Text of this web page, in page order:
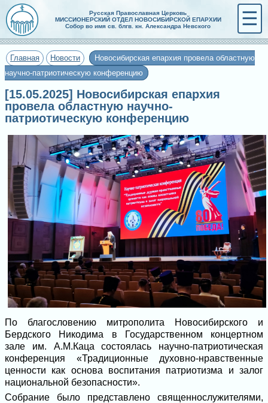
Русская Православная Церковь
МИССИОНЕРСКИЙ ОТДЕЛ НОВОСИБИРСКОЙ ЕПАРХИИ
Собор во имя св. блгв. кн. Александра Невского
☰
Главная Новости
Новосибирская епархия провела областную
научно-патриотическую конференцию
[15.05.2025] Новосибирская епархия
провела областную научно-
патриотическую конференцию
По благословению митрополита Новосибирского и
Бердского Никодима в Государственном концертном
зале им. А.М.Каца состоялась научно-патриотическая
конференция «Традиционные духовно-нравственные
ценности как основа воспитания патриотизма и залог
национальной безопасности».
Собрание было представлено священнослужителями,